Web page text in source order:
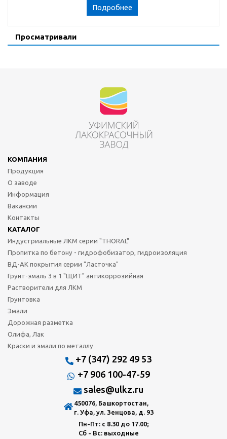
Подробнее
Просматривали
КОМПАНИЯ
Продукция
О заводе
Информация
Вакансии
Контакты
КАТАЛОГ
Индустриальные ЛКМ серии "THORAL"
Пропитка по бетону - гидрофобизатор, гидроизоляция
ВД-АК покрытия серии "Ласточка"
Грунт-эмаль 3 в 1 "ЩИТ" антикоррозийная
Растворители для ЛКМ
Грунтовка
Эмали
Дорожная разметка
Олифа, Лак
Краски и эмали по металлу
+7 (347) 292 49 53
+7 906 100-47-59
sales@ulkz.ru
450076, Башкортостан,
г. Уфа, ул. Зенцова, д. 93
Пн-Пт: с 8.30 до 17.00;
Сб - Вс: выходные